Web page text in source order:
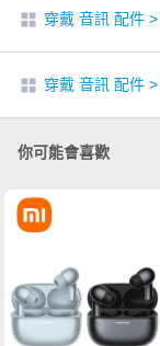
穿戴 音訊 配件 >
穿戴 音訊 配件 >
你可能會喜歡